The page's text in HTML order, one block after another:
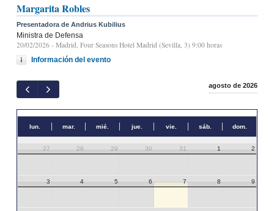
Margarita Robles
Presentadora de Andrius Kubilius
Ministra de Defensa
20/02/2026 - Madrid, Four Seasons Hotel Madrid (Sevilla, 3) 9:00 horas
Información del evento
agosto de 2026
lun. mar. mié. jue. vie. sáb. dom.
27 28 29 30 31 1 2
3 4 5 6 7 8 9